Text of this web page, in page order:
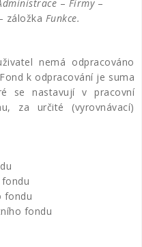
– Firmy–
záložka Funkce.
nemá odpracováno
k odpracování je suma
se nastavují v pracovní
za určité (vyrovnávací)
fondu
fondu